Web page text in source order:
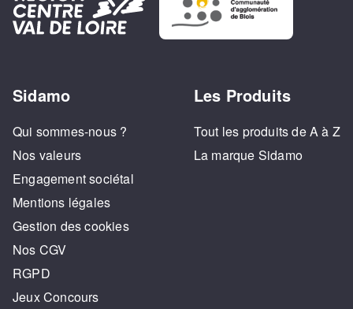
Sidamo
Qui sommes-nous ?
Nos valeurs
Engagement sociétal
Mentions légales
Gestion des cookies
Nos CGV
RGPD
Jeux Concours
Les Produits
Tout les produits de A à Z
La marque Sidamo